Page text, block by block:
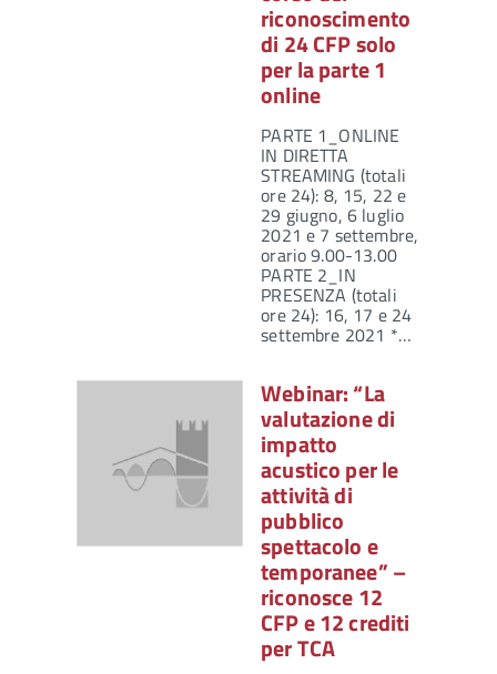
riconoscimento
di 24 CFP solo
per la parte 1
online
PARTE 1_ONLINE
IN DIRETTA
STREAMING (totali
ore 24): 8, 15, 22 e
29 giugno, 6 luglio
2021 e 7 settembre,
orario 9.00-13.00
PARTE 2_IN
PRESENZA (totali
ore 24): 16, 17 e 24
settembre 2021 *…
Webinar: “La
valutazione di
impatto
acustico per le
attività di
pubblico
spettacolo e
temporanee” –
riconosce 12
CFP e 12 crediti
per TCA